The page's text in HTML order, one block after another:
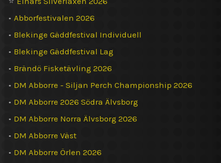
• Abborfestivalen 2026
• Blekinge Gäddfestival Individuell
• Blekinge Gäddfestival Lag
• Brändö Fisketävling 2026
• DM Abborre - Siljan Perch Championship 2026
• DM Abborre 2026 Södra Älvsborg
• DM Abborre Norra Älvsborg 2026
• DM Abborre Väst
• DM Abborre Örlen 2026